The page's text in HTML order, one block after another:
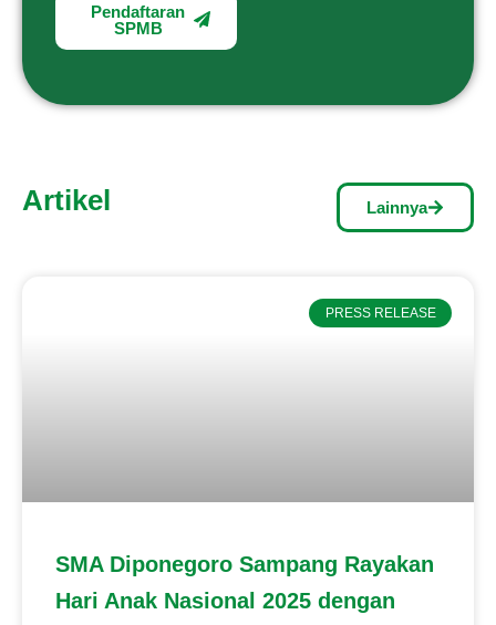
Pendaftaran
SPMB
Artikel Lainnya
PRESS RELEASE
SMA Diponegoro Sampang Rayakan
Hari Anak Nasional 2025 dengan